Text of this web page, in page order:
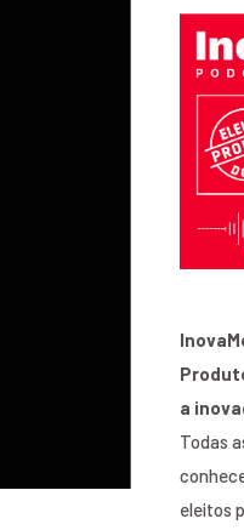
a
Todas
eleitos